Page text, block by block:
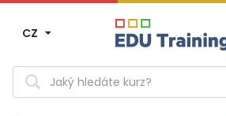
CZ
Vyhledávání